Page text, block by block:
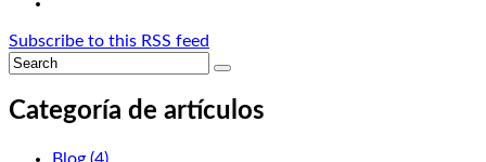
Subscribe to this RSS feed
Categoría de artículos